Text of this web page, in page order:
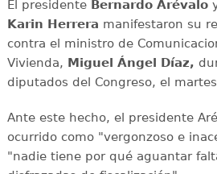
El presidente Bernardo Arévalo
Karin Herrera manifestaron su
contra el ministro de
Vivienda, Miguel Ángel Díaz,
diputados del Congreso, el
Ante este hecho, el presidente
ocurrido como "vergonzoso e
"nadie tiene por qué aguantar